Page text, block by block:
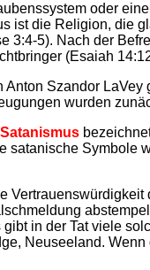
oder
ist die Religion, die
3:4-5). Nach der
(Esaiah
Szandor
wurden
Satanismus
in der Tat viele
Neuseeland.